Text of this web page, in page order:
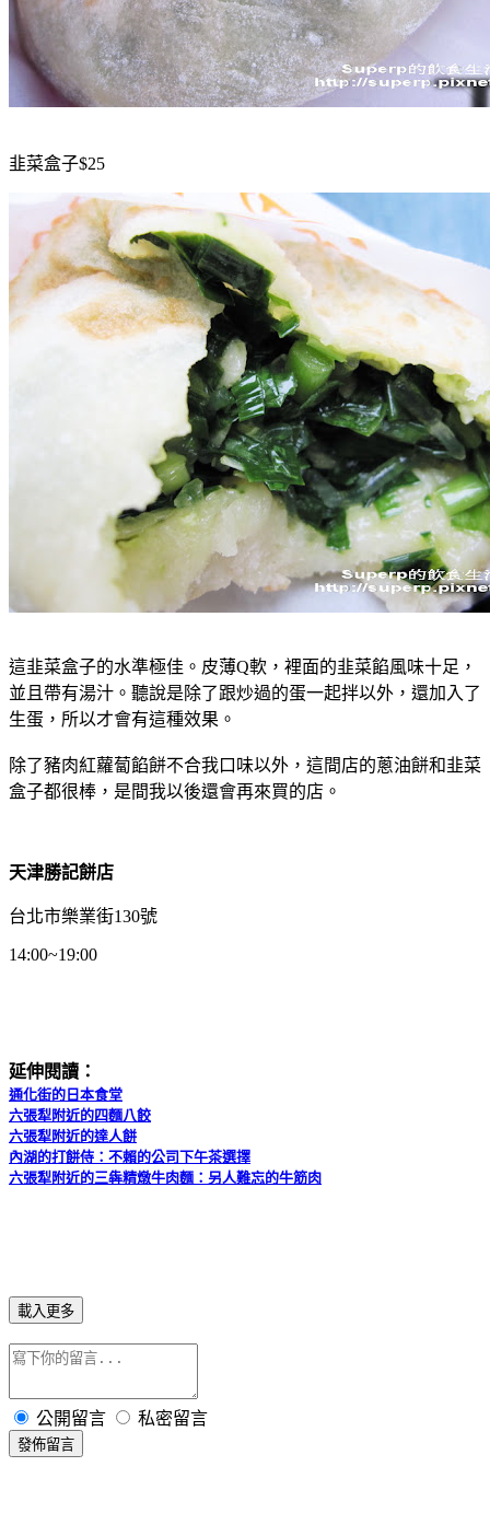
韭菜盒子$25
這韭菜盒子的水準極佳。皮薄Q軟，裡面的韭菜餡風味十足，
並且帶有湯汁。聽說是除了跟炒過的蛋一起拌以外，還加入了
生蛋，所以才會有這種效果。
除了豬肉紅蘿蔔餡餅不合我口味以外，這間店的蔥油餅和韭菜
盒子都很棒，是間我以後還會再來買的店。
天津勝記餅店
台北市樂業街130號
14:00~19:00
延伸閱讀：
通化街的日本食堂
六張犁附近的四麵八餃
六張犁附近的達人餅
內湖的打餅侍：不賴的公司下午茶選擇
六張犁附近的三犇精燉牛肉麵：另人難忘的牛筋肉
載入更多
公開留言 私密留言
發佈留言